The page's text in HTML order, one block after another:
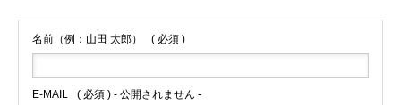
名前（例：山田 太郎） ( 必須 )
E-MAIL ( 必須 ) - 公開されません -